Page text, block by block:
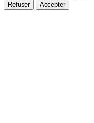
Refuser Accepter